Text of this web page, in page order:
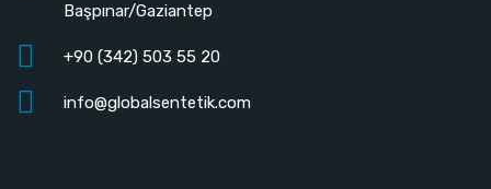
Başpınar/Gaziantep
+90 (342) 503 55 20
info@globalsentetik.com